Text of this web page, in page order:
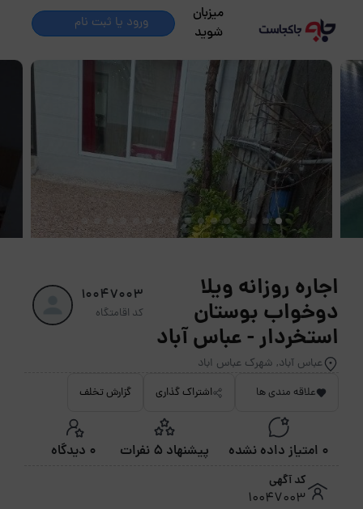
میزبان
شوید
ورود یا ثبت نام
اجاره روزانه ویلا
دوخواب بوستان
استخردار - عباس آباد
عباس آباد, شهرک عباس اباد
10047003
کد اقامتگاه
علاقه مندی ها اشتراک گذاری گزارش تخلف
0 امتیاز داده نشده پیشنهاد 5 نفرات 0 دیدگاه
کد آگهی
10047003